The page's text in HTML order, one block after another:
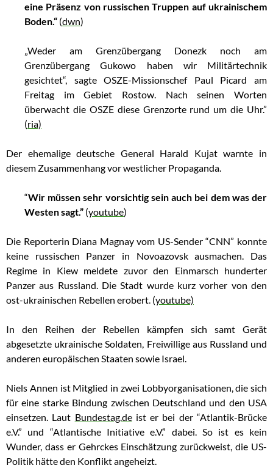
eine Präsenz von russischen Truppen auf ukrainischem
Boden.“ (dwn)
„Weder am Grenzübergang Donezk noch am
Grenzübergang Gukowo haben wir Militärtechnik
gesichtet“, sagte OSZE-Missionschef Paul Picard am
Freitag im Gebiet Rostow. Nach seinen Worten
überwacht die OSZE diese Grenzorte rund um die Uhr.”
(ria)
Der ehemalige deutsche General Harald Kujat warnte in
diesem Zusammenhang vor westlicher Propaganda.
“Wir müssen sehr vorsichtig sein auch bei dem was der
Westen sagt.” (youtube)
Die Reporterin Diana Magnay vom US-Sender “CNN” konnte
keine russischen Panzer in Novoazovsk ausmachen. Das
Regime in Kiew meldete zuvor den Einmarsch hunderter
Panzer aus Russland. Die Stadt wurde kurz vorher von den
ost-ukrainischen Rebellen erobert. (youtube)
In den Reihen der Rebellen kämpfen sich samt Gerät
abgesetzte ukrainische Soldaten, Freiwillige aus Russland und
anderen europäischen Staaten sowie Israel.
Niels Annen ist Mitglied in zwei Lobbyorganisationen, die sich
für eine starke Bindung zwischen Deutschland und den USA
einsetzen. Laut Bundestag.deist er bei der “Atlantik-Brücke
e.V.” und “Atlantische Initiative e.V.” dabei. So ist es kein
Wunder, dass er Gehrckes Einschätzung zurückweist, die US-
Politik hätte den Konflikt angeheizt.